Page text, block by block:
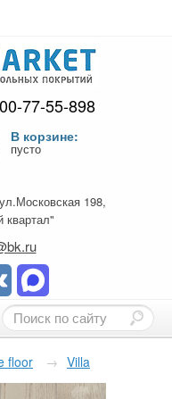
77-55-898
В корзине:
пусто
198,
floor → Villa